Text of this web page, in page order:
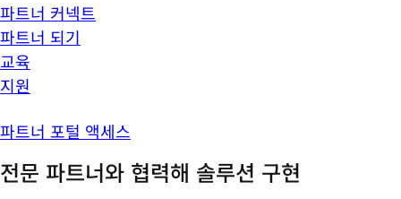
파트너 커넥트
파트너 되기
교육
지원
파트너 포털 액세스
전문 파트너와 협력해 솔루션 구현